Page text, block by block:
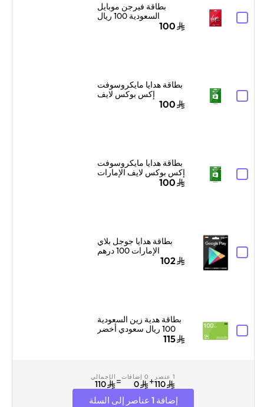
بطاقة فيرجن موبايل
السعودية 100 ريال
سعودي إرسال الرمز100
بطاقة هدايا مايكروسوفت
إكس بوكس لايف
100
بطاقة هدايا مايكروسوفت
إكس بوكس لايف الإمارات
99 درهم إماراتي إرسال100
بطاقة هدايا جوجل بلاي
الإمارات 100 درهم
إماراتي إرسال الكود102
بطاقة هدية زين السعودية
100 ريال سعودي أخضر
115
1 عنصر
110
+ 0 إضافات
0
= الإجمالي
110
إضافة 1 عناصر إلى السلة